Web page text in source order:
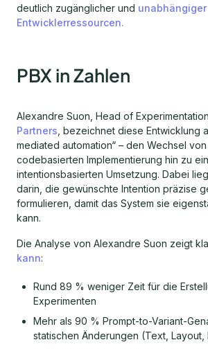
deutlich zugänglicher und
Entwicklerressourcen.
PBX in Zahlen
Alexandre Suon, Head of
Partners , bezeichnet diese Entwicklung
mediated automation“ – den Wechsel
codebasierten Implementierung hin zu
intentionsbasierten Umsetzung. Dabei
darin, die gewünschte Intention präzise
formulieren, damit das System sie
kann.
Die Analyse von Alexandre Suon zeigt
kann:
Rund 89 % weniger Zeit für die
Experimenten
Mehr als 90 % Prompt-to-Variant-
statischen Änderungen (Text, Layout,